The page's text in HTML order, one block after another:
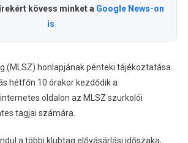
kövess minket a Google News-on
is
(MLSZ) honlapjának pénteki tájékoztatása
hétfőn 10 órakor kezdődik a
oldalon az MLSZ szurkolói
tagjai számára.
a többi klubtag elővásárlási időszaka,